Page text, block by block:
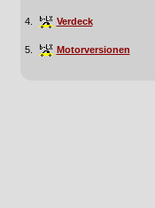
4. Verdeck
5. Motorversionen